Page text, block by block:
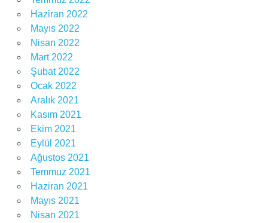
Haziran 2022
Mayıs 2022
Nisan 2022
Mart 2022
Şubat 2022
Ocak 2022
Aralık 2021
Kasım 2021
Ekim 2021
Eylül 2021
Ağustos 2021
Temmuz 2021
Haziran 2021
Mayıs 2021
Nisan 2021